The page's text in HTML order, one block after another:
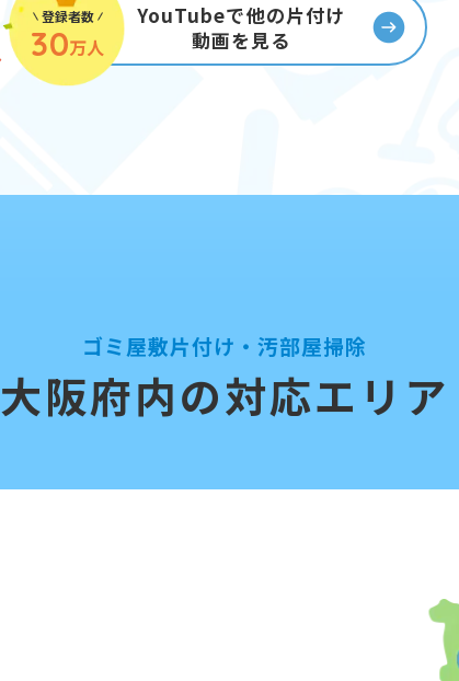
登録者数
30万人
YouTubeで他の片付け
動画を見る
ゴミ屋敷片付け・汚部屋掃除
大阪府内の対応エリア